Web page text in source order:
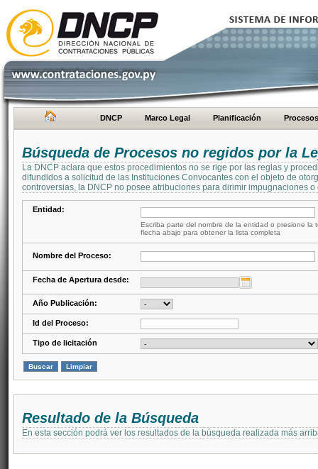
DNCP Marco Legal Planificación Procesos
Búsqueda de Procesos no regidos por la
La DNCP aclara que estos procedimientos no se rige por las reglas y
difundidos a solicitud de las Instituciones Convocantes con el objeto de
controversias, la DNCP no posee atribuciones para dirimir impugnaciones
Entidad:
Escriba parte del nombre de la entidad o presione la
flecha abajo para obtener la lista completa
Nombre del Proceso:
Fecha de Apertura desde:
Año Publicación:
Id del Proceso:
Tipo de licitación
Resultado de la Búsqueda
En esta sección podrá ver los resultados de la búsqueda realizada más